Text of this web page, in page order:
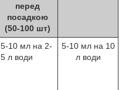
перед
посадкою
(50-100 шт)
5-10 мл на 2-
5 л води
5-10 мл на 10
л води